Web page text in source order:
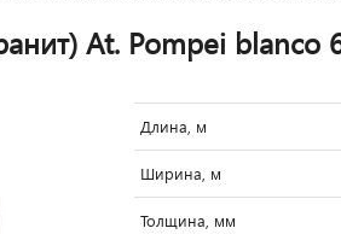
At. Pompei blanco
Длина, м
Ширина, м
Толщина, мм